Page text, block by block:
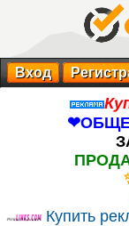
Вход
Купить